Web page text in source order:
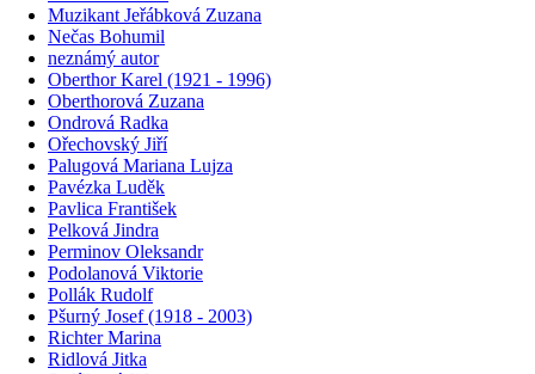
Muzikant Jeřábková Zuzana
Nečas Bohumil
neznámý autor
Oberthor Karel (1921 - 1996)
Oberthorová Zuzana
Ondrová Radka
Ořechovský Jiří
Palugová Mariana Lujza
Pavézka Luděk
Pavlica František
Pelková Jindra
Perminov Oleksandr
Podolanová Viktorie
Pollák Rudolf
Pšurný Josef (1918 - 2003)
Richter Marina
Ridlová Jitka